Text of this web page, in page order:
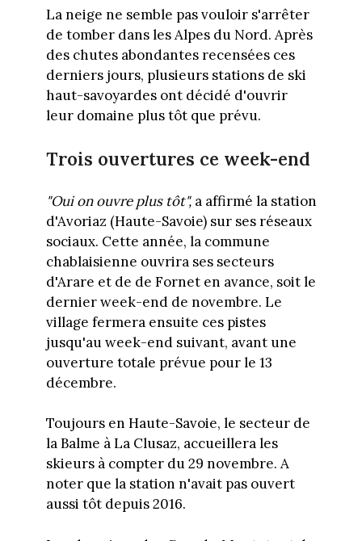
La neige ne semble pas vouloir s'arrêter
de tomber dans les Alpes du Nord. Après
des chutes abondantes recensées ces
derniers jours, plusieurs stations de ski
haut-savoyardes ont décidé d'ouvrir
leur domaine plus tôt que prévu.
Trois ouvertures ce week-end
"Oui on ouvre plus tôt",a affirmé la station
d'Avoriaz (Haute-Savoie) sur ses réseaux
sociaux. Cette année, la commune
chablaisienne ouvrira ses secteurs
d'Arare et de de Fornet en avance, soit le
dernier week-end de novembre. Le
village fermera ensuite ces pistes
jusqu'au week-end suivant, avant une
ouverture totale prévue pour le 13
décembre.
Toujours en Haute-Savoie, le secteur de
la Balme à La Clusaz, accueillera les
skieurs à compter du 29 novembre. A
noter que la station n'avait pas ouvert
aussi tôt depuis 2016.